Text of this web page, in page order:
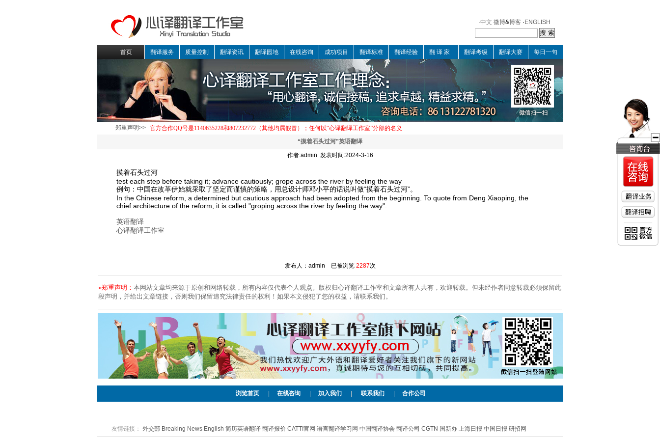
·中文 微博&博客 · ENGLISH
首页 翻译服务 质量控制 翻译资讯 翻译园地 在线咨询 成功项目 翻译标准 翻译经验 翻 译 家 翻译考级 翻译大赛 每日一句
郑重声明>>
“摸着石头过河”英语翻译
作者:admin 发表时间:2024-3-16
摸着石头过河
test each step before taking it; advance cautiously; grope across the river by feeling the way
例句：中国在改革伊始就采取了坚定而谨慎的策略，用总设计师邓小平的话说叫做“摸着石头过河”。
In the Chinese reform, a determined but cautious approach had been adopted from the beginning. To quote from Deng Xiaoping, the
chief architecture of the reform, it is called "groping across the river by feeling the way".
英语翻译
心译翻译工作室
发布人：admin 已被浏览 2287次
»郑重声明： 本网站文章均来源于原创和网络转载，所有内容仅代表个人观点。版权归心译翻译工作室和文章所有人共有，欢迎转载。但未经作者同意转载必须保留此
段声明，并给出文章链接，否则我们保留追究法律责任的权利！如果本文侵犯了您的权益，请联系我们。
浏览首页 在线咨询 加入我们 联系我们 合作公司
友情链接： 外交部 Breaking News English 简历英语翻译 翻译报价 CATTI官网 语言翻译学习网 中国翻译协会 翻译公司 CGTN 国新办 上海日报 中国日报 研招网